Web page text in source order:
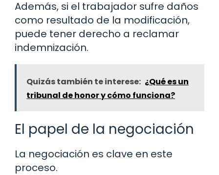
Además, si el trabajador sufre daños
como resultado de la modificación,
puede tener derecho a reclamar
indemnización.
Quizás también te interese: ¿Qué es un
tribunal de honor y cómo funciona?
El papel de la negociación
La negociación es clave en este
proceso.